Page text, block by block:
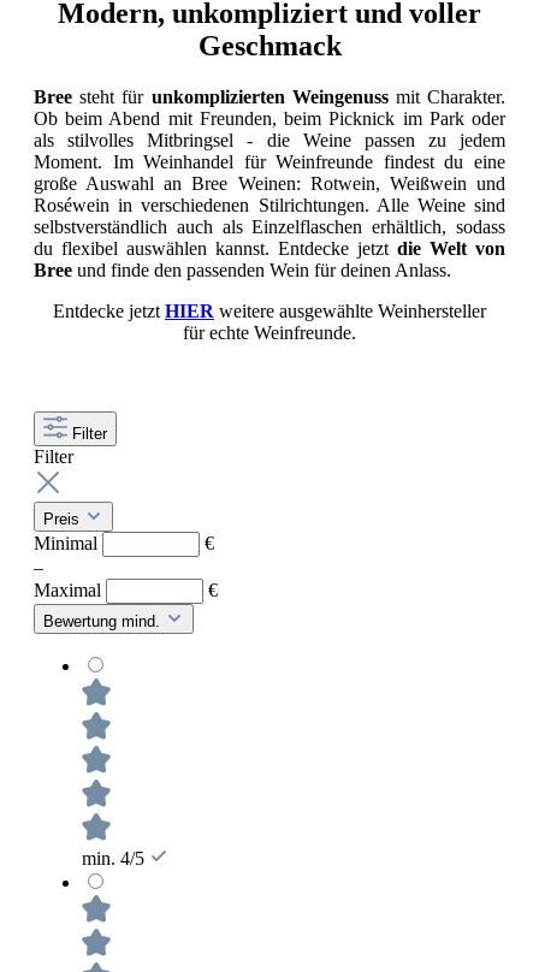
Modern, unkompliziert und voller
Geschmack
Bree steht für unkomplizierten Weingenussmit Charakter.
Ob beim Abend mit Freunden, beim Picknick im Park oder
als stilvolles Mitbringsel - die Weine passen zu jedem
Moment. Im Weinhandel für Weinfreunde findest du eine
große Auswahl an Bree Weinen: Rotwein, Weißwein und
Roséwein in verschiedenen Stilrichtungen. Alle Weine sind
selbstverständlich auch als Einzelflaschen erhältlich, sodass
du flexibel auswählen kannst. Entdecke jetzt die Welt von
Bree und finde den passenden Wein für deinen Anlass.
Entdecke jetzt HIER weitere ausgewählte Weinhersteller
für echte Weinfreunde.
Filter
Filter
Preis
Minimal
€
–
Maximal
€
Bewertung mind.
min. 4/5